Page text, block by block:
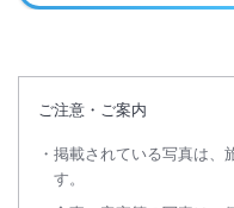
ご注意・ご案内
掲載されている写真は、
す。